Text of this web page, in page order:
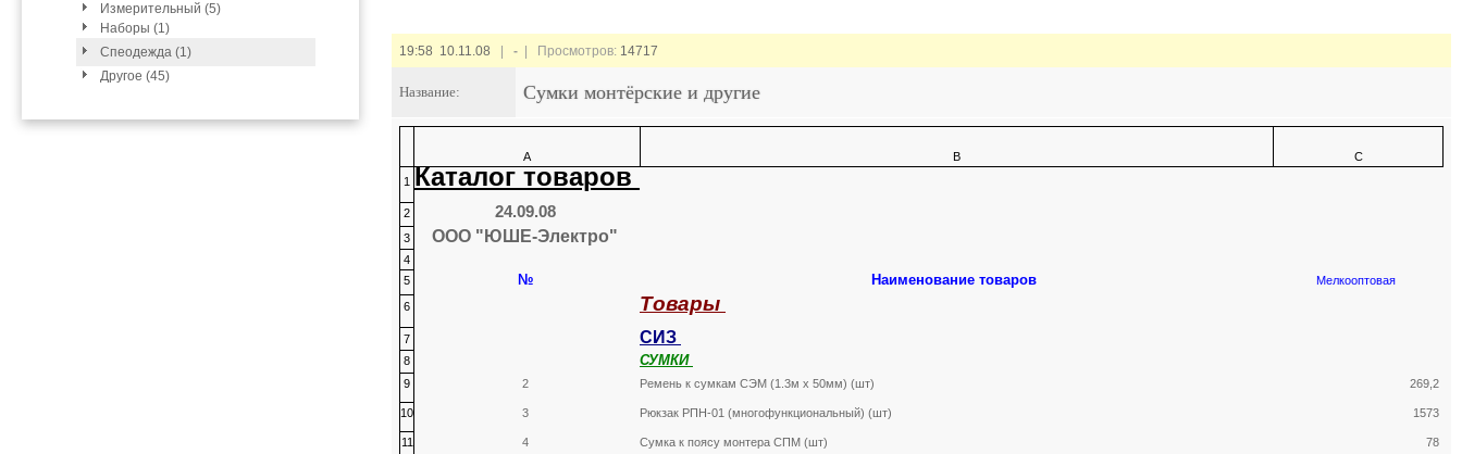
Измерительный (5)
Наборы (1)
Спеодежда (1)
Другое (45)
19:58 10.11.08 - | Просмотров: 14717
Название: Сумки монтёрские и другие
A B
C
1 Каталог товаров
2 24.09.08
3 ООО "ЮШЕ-Электро"
4
5
№ Наименование товаров
Мелкооптовая
6
Tовары
7 СИЗ
8 СУМКИ
9 2 Ремень к сумкам СЭМ (1.3м х 50мм) (шт) 269,2
10 3 Рюкзак РПН-01 (многофункциональный) (шт) 1573
11 4 Сумка к поясу монтера СПМ (шт) 78